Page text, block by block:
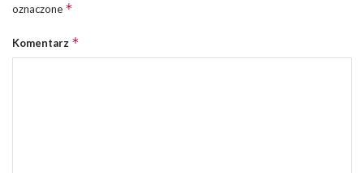
oznaczone *
Komentarz *